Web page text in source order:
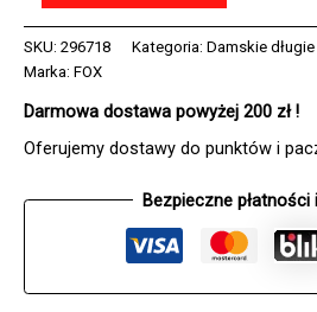
rowerowa
z
długim
FOX
LADY
SKU: 296718 Kategoria: Damskie długie
Marka: FOX
Darmowa dostawa powyżej 200 zł !
Oferujemy dostawy do punktów i
Bezpieczne płatności